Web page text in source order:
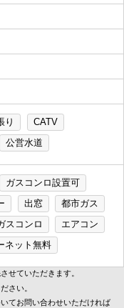
り
CATV
公営水道
ガスコンロ設置可
出窓
都市ガス
スコンロ
エアコン
ネット無料
せていただきます。
さい。
てお問い合わせいただければ